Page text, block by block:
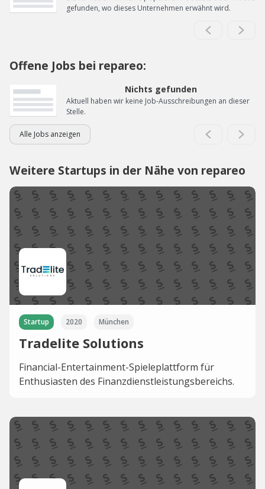
gefunden, wo dieses Unternehmen erwähnt wird.
Offene Jobs bei repareo:
Nichts gefunden
Aktuell haben wir keine Job-Ausschreibungen an dieser
Stelle.
Alle Jobs anzeigen
Weitere Startups in der Nähe von repareo
Startup 2020 München
Tradelite Solutions
Financial-Entertainment-Spieleplattform für
Enthusiasten des Finanzdienstleistungsbereichs.